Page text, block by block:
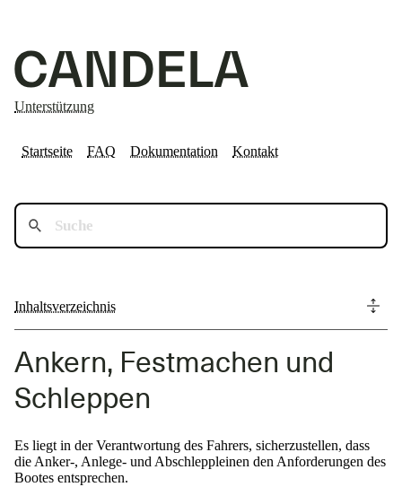
Unterstützung
Startseite FAQ Dokumentation Kontakt
Inhaltsverzeichnis
Ankern, Festmachen und
Schleppen
Es liegt in der Verantwortung des Fahrers, sicherzustellen, dass
die Anker-, Anlege- und Abschleppleinen den Anforderungen des
Bootes entsprechen.